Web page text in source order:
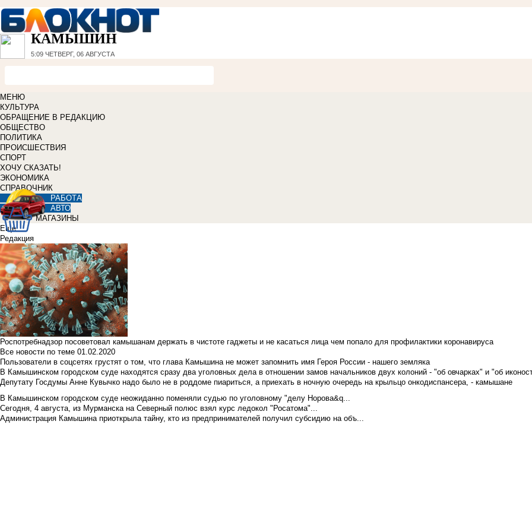
КАМЫШИН
5:09 ЧЕТВЕРГ, 06 АВГУСТА
МЕНЮ
КУЛЬТУРА
ОБРАЩЕНИЕ В РЕДАКЦИЮ
ОБЩЕСТВО
ПОЛИТИКА
ПРОИСШЕСТВИЯ
СПОРТ
ХОЧУ СКАЗАТЬ!
ЭКОНОМИКА
СПРАВОЧНИК
РАБОТА
АВТО
МАГАЗИНЫ
Еще
Редакция
Роспотребнадзор посоветовал камышанам держать в чистоте гаджеты и не касаться лица чем попало для профилактики коронавируса
Все новости по теме 01.02.2020
Пользователи в соцсетях грустят о том, что глава Камышина не может запомнить имя Героя России - нашего земляка
В Камышинском городском суде находятся сразу два уголовных дела в отношении замов начальников двух колоний - "об овчарках" и "об
Депутату Госдумы Анне Кувычко надо было не в роддоме пиариться, а приехать в ночную очередь на крыльцо онкодиспансера, - камышане
В Камышинском городском суде неожиданно поменяли судью по уголовному "делу Норова&q...
Сегодня, 4 августа, из Мурманска на Северный полюс взял курс ледокол "Росатома"...
Администрация Камышина приоткрыла тайну, кто из предпринимателей получил субсидию на объ...